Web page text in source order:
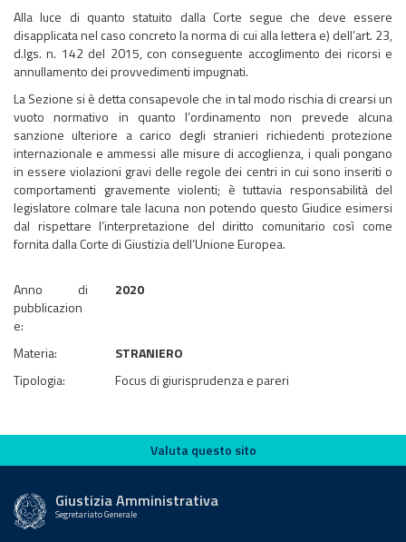
Alla luce di quanto statuito dalla Corte segue che deve essere
disapplicata nel caso concreto la norma di cui alla lettera e) dell’art. 23,
d.lgs. n. 142 del 2015, con conseguente accoglimento dei ricorsi e
annullamento dei provvedimenti impugnati.
La Sezione si è detta consapevole che in tal modo rischia di crearsi un
vuoto normativo in quanto l’ordinamento non prevede alcuna
sanzione ulteriore a carico degli stranieri richiedenti protezione
internazionale e ammessi alle misure di accoglienza, i quali pongano
in essere violazioni gravi delle regole dei centri in cui sono inseriti o
comportamenti gravemente violenti; è tuttavia responsabilità del
legislatore colmare tale lacuna non potendo questo Giudice esimersi
dal rispettare l’interpretazione del diritto comunitario così come
fornita dalla Corte di Giustizia dell’Unione Europea.
Anno di
pubblicazion
e:
2020
Materia:
STRANIERO
Tipologia:
Focus di giurisprudenza e pareri
Valuta questo sito
Valuta questo sito
Giustizia Amministrativa
Segretariato Generale